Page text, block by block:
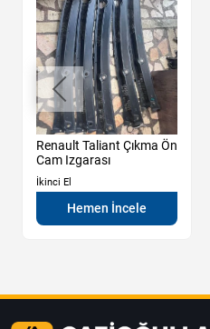
Renault Taliant Çıkma Ön
Cam Izgarası
İkinci El
Hemen İncele